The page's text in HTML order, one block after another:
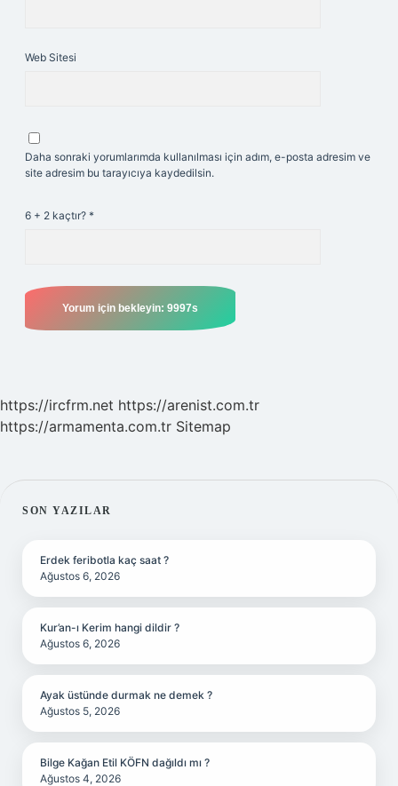
Web Sitesi
Daha sonraki yorumlarımda kullanılması için adım, e-posta adresim ve
site adresim bu tarayıcıya kaydedilsin.
6 + 2 kaçtır? *
https://ircfrm.net https://arenist.com.tr
https://armamenta.com.tr Sitemap
SIDEBAR
SON YAZILAR
Erdek feribotla kaç saat ?
Ağustos 6, 2026
Kur’an-ı Kerim hangi dildir ?
Ağustos 6, 2026
Ayak üstünde durmak ne demek ?
Ağustos 5, 2026
Bilge Kağan Etil KÖFN dağıldı mı ?
Ağustos 4, 2026